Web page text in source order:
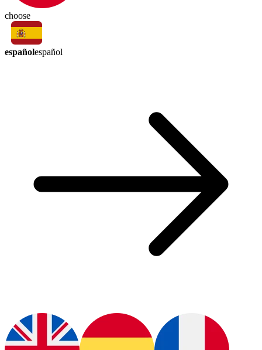
choose
españolespañol